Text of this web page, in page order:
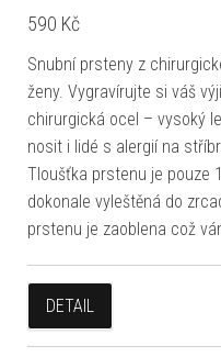
590 Kč
Snubní prsteny z
ženy. Vygravírujte si váš
chirurgická ocel – vysoký
nosit i lidé s alergií na
Tloušťka prstenu je pouze
dokonale vyleštěná do
prstenu je zaoblena což
DETAIL